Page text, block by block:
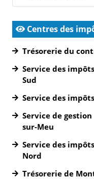
Centres des
Trésorerie du
Service des
Sud
Service des
Service de
sur-Meu
Service des
Nord
Trésorerie de